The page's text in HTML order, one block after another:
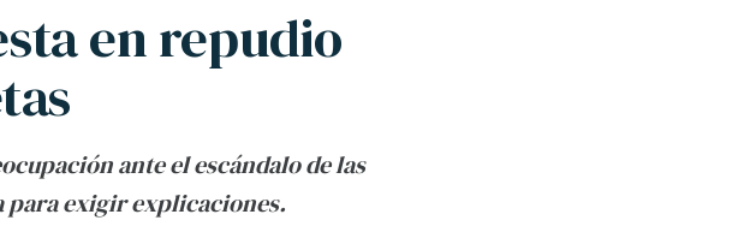
en repudio
ante el escándalo de las
exigir explicaciones.